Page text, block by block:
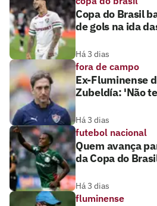
Copa do Brasil
de gols na ida
Há 3 dias
fora de campo
Ex-Fluminense
Zubeldía: 'Não
Há 3 dias
futebol nacional
Quem avança
da Copa do
Há 3 dias
fluminense